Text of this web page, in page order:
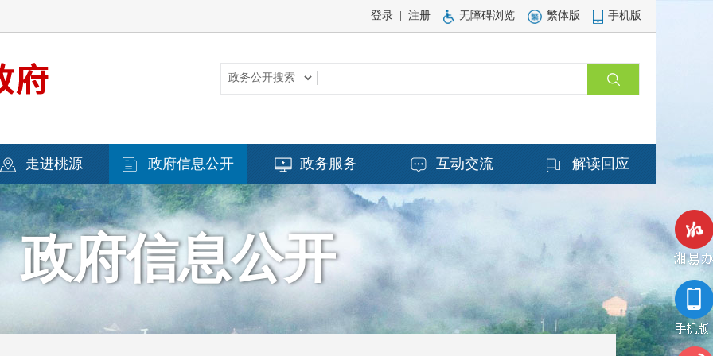
登录 注册 无障碍浏览 繁体版 手机版
走进桃源 政府信息公开 政务服务 互动交流 解读回应
政府信息公开 湘易办
手机版